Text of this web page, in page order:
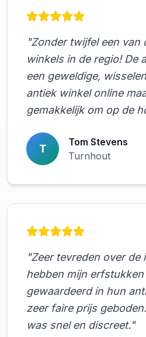
"Zonder twijfel een van
winkels in de regio! De
een geweldige,
antiek winkel online
gemakkelijk om op de
T
Tom Stevens
Turnhout
"Zeer tevreden over de
hebben mijn
gewaardeerd in hun
zeer faire prijs
was snel en discreet."